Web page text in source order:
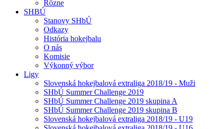
Rôzne
SHBÚ
Stanovy SHbÚ
Odkazy
História hokejbalu
O nás
Komisie
Výkonný výbor
Ligy
Slovenská hokejbalová extraliga 2018/19 - Muži
SHbÚ Summer Challenge 2019
SHbÚ Summer Challenge 2019 skupina A
SHbÚ Summer Challenge 2019 skupina B
Slovenská hokejbalová extraliga 2018/19 - U19